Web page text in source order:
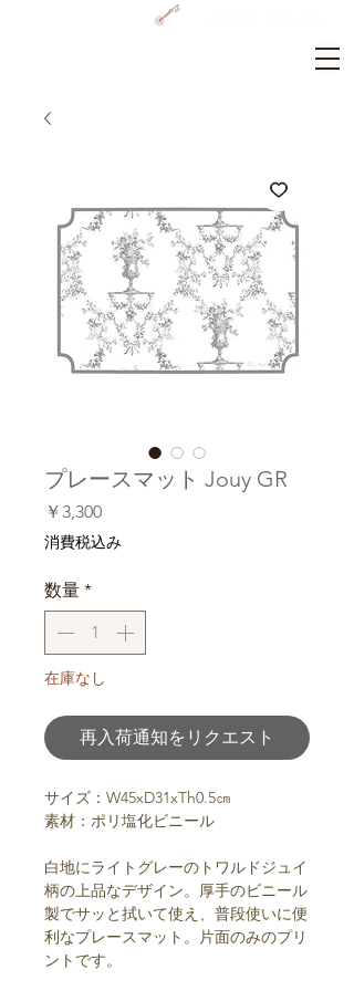
プレースマット Jouy GR
￥3,300価
格
消費税込み
数量 *
在庫なし
再入荷通知をリクエスト
サイズ：W45xD31xTh0.5㎝
素材：ポリ塩化ビニール
白地にライトグレーのトワルドジュイ
柄の上品なデザイン。厚手のビニール
製でサッと拭いて使え、普段使いに便
利なプレースマット。片面のみのプリ
ントです。